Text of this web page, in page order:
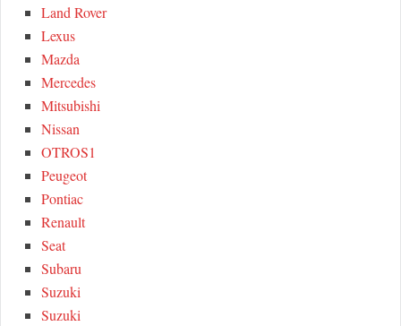
Land Rover
Lexus
Mazda
Mercedes
Mitsubishi
Nissan
OTROS1
Peugeot
Pontiac
Renault
Seat
Subaru
Suzuki
Suzuki